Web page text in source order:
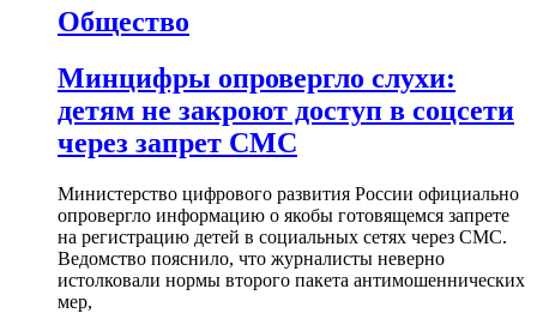
Общество
Минцифры опровергло слухи:
детям не закроют доступ в соцсети
через запрет СМС
Министерство цифрового развития России официально
опровергло информацию о якобы готовящемся запрете
на регистрацию детей в социальных сетях через СМС.
Ведомство пояснило, что журналисты неверно
истолковали нормы второго пакета антимошеннических
мер,